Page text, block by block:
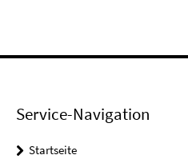
Service-Navigation
Startseite